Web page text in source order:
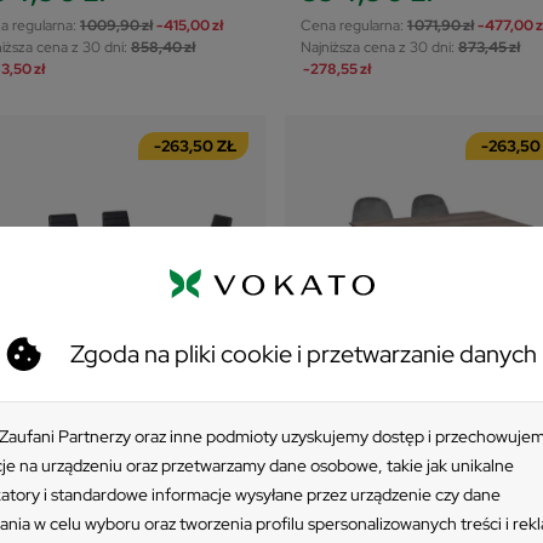
Zgoda na pliki cookie i przetwarzanie danych
Partnerzy oraz inne podmioty uzyskujemy dostęp i
na urządzeniu oraz przetwarzamy dane osobowe, takie jak unikalne
i standardowe informacje wysyłane przez urządzenie czy dane
w celu wyboru oraz tworzenia profilu spersonalizowanych treści i
regularna: 1 009,90 zł-415,00 zł
cena z 30 dni: 858,40 zł
zł
Cena regularna: 1 071,90 zł-477,00
Najniższa cena z 30 dni: 873,45 zł
-278,55 zł
-263,50 ZŁ
HOBART 120x80 + 6
MATI czarny
-263,50
+1
Stół HOBART 120x80 + 4
krzesła OLAF szary